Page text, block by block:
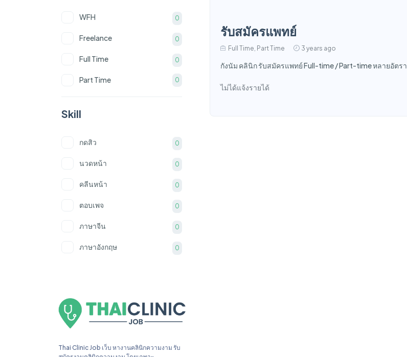
รับสมัครแพทย์
Full Time, Part Time 3 years ago
กังนัม คลินิก รับสมัครแพทย์ Full-time / Part-time หลายอัตรา
ไม่ได้แจ้งรายได้
WFH 0
Freelance 0
Full Time 0
Part Time 0
Skill
กดสิว 0
นวดหน้า 0
คลีนหน้า 0
ตอบเพจ 0
ภาษาจีน 0
ภาษาอังกฤษ 0
Ai 0
Thai Clinic Job เว็บ หางานคลินิกความงาม รับ